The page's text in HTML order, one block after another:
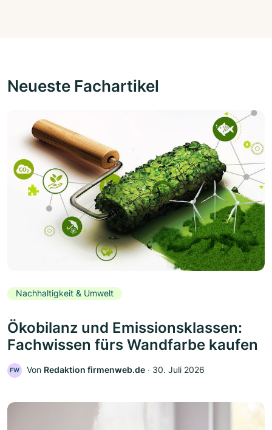
Neueste Fachartikel
Nachhaltigkeit & Umwelt
Ökobilanz und Emissionsklassen:
Fachwissen fürs Wandfarbe kaufen
FW Von Redaktion firmenweb.de ‧ 30. Juli 2026